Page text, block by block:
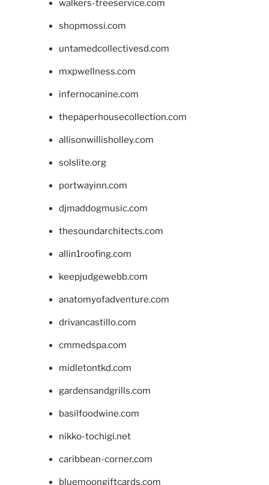
walkers-treeservice.com
shopmossi.com
untamedcollectivesd.com
mxpwellness.com
infernocanine.com
thepaperhousecollection.com
allisonwillisholley.com
solslite.org
portwayinn.com
djmaddogmusic.com
thesoundarchitects.com
allin1roofing.com
keepjudgewebb.com
anatomyofadventure.com
drivancastillo.com
cmmedspa.com
midletontkd.com
gardensandgrills.com
basilfoodwine.com
nikko-tochigi.net
caribbean-corner.com
bluemoongiftcards.com